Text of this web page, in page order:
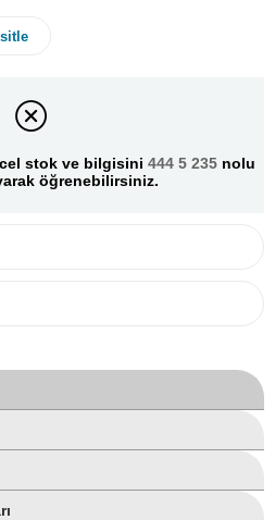
stok ve bilgisini 444 5 235 nolu
öğrenebilirsiniz.